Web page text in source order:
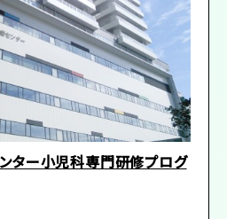
ター小児科専門研修プログ